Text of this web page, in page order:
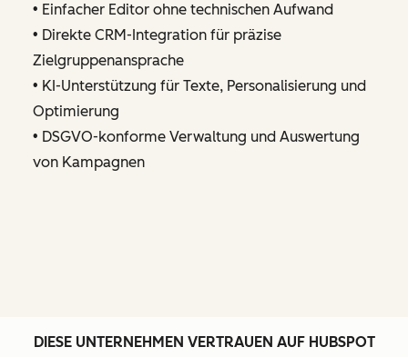
• Einfacher Editor ohne technischen Aufwand
• Direkte CRM-Integration für präzise
Zielgruppenansprache
• KI-Unterstützung für Texte, Personalisierung und
Optimierung
• DSGVO-konforme Verwaltung und Auswertung
von Kampagnen
DIESE UNTERNEHMEN VERTRAUEN AUF HUBSPOT